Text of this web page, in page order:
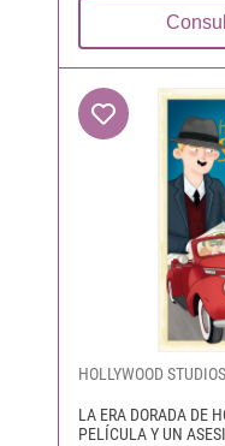
HOLLYWOOD STUDIOS
LA ERA DORADA DE
PELÍCULA Y UN